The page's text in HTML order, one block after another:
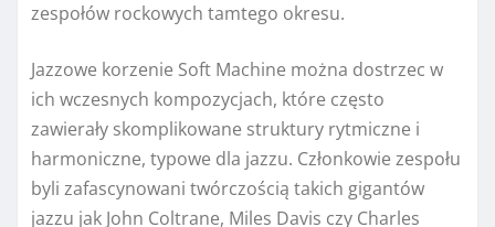
zespołów rockowych tamtego okresu.
Jazzowe korzenie Soft Machine można dostrzec w
ich wczesnych kompozycjach, które często
zawierały skomplikowane struktury rytmiczne i
harmoniczne, typowe dla jazzu. Członkowie zespołu
byli zafascynowani twórczością takich gigantów
jazzu jak John Coltrane, Miles Davis czy Charles